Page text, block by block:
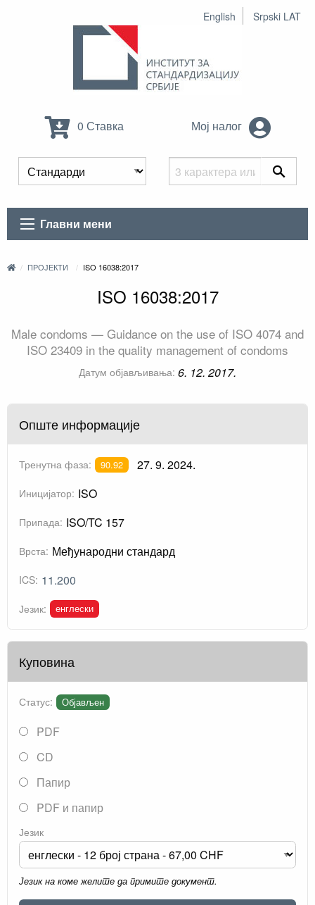
English Srpski LAT
0 Ставка Мој налог
Главни мени
ПРОЈЕКТИ ISO 16038:2017
ISO 16038:2017
Male condoms — Guidance on the use of ISO 4074 and
ISO 23409 in the quality management of condoms
Датум објављивања: 6. 12. 2017.
Опште информације
Тренутна фаза: 90.92 27. 9. 2024.
Иницијатор: ISO
Припада: ISO/TC 157
Врста: Међународни стандард
ICS: 11.200
Језик: енглески
Куповина
Статус: Објављен
PDF
CD
Папир
PDF и папир
Језик
Језик на коме желите да примите документ.